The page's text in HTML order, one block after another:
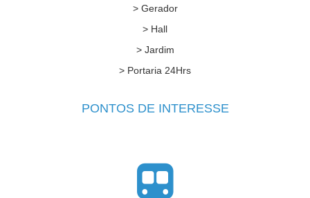
> Gerador
> Hall
> Jardim
> Portaria 24Hrs
PONTOS DE INTERESSE